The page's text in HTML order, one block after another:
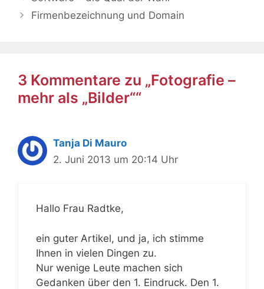
Firmenbezeichnung und Domain
3 Kommentare zu „Fotografie –
mehr als „Bilder““
Tanja Di Mauro
2. Juni 2013 um 20:14 Uhr
Hallo Frau Radtke,
ein guter Artikel, und ja, ich stimme
Ihnen in vielen Dingen zu.
Nur wenige Leute machen sich
Gedanken über den 1. Eindruck. Den 1.